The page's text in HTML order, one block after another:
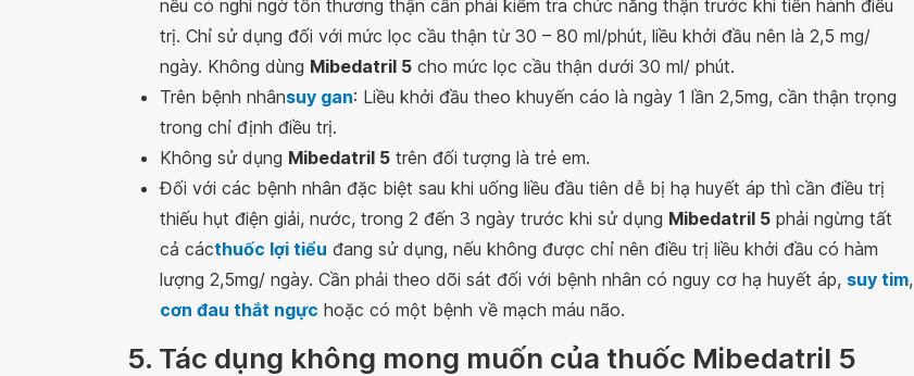
nếu có nghi ngờ tổn thương thận cần phải kiểm tra chức năng thận trước khi tiến hành điều
trị. Chỉ sử dụng đối với mức lọc cầu thận từ 30 – 80 ml/phút, liều khởi đầu nên là 2,5 mg/
ngày. Không dùng Mibedatril 5 cho mức lọc cầu thận dưới 30 ml/ phút.
Trên bệnh nhânsuy gan: Liều khởi đầu theo khuyến cáo là ngày 1 lần 2,5mg, cần thận trọng
trong chỉ định điều trị.
Không sử dụng Mibedatril 5 trên đối tượng là trẻ em.
Đối với các bệnh nhân đặc biệt sau khi uống liều đầu tiên dễ bị hạ huyết áp thì cần điều trị
thiếu hụt điện giải, nước, trong 2 đến 3 ngày trước khi sử dụng Mibedatril 5 phải ngừng tất
cả cácthuốc lợi tiểu đang sử dụng, nếu không được chỉ nên điều trị liều khởi đầu có hàm
lượng 2,5mg/ ngày. Cần phải theo dõi sát đối với bệnh nhân có nguy cơ hạ huyết áp, suy tim,
cơn đau thắt ngực hoặc có một bệnh về mạch máu não.
5. Tác dụng không mong muốn của thuốc Mibedatril 5